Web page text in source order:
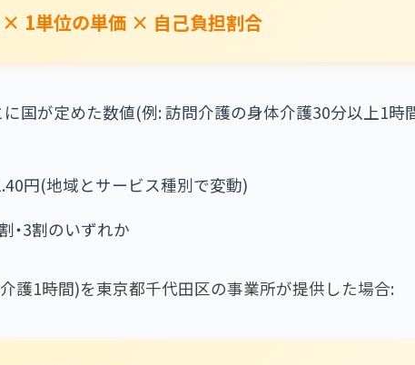
× 1単位の単価 × 自己負担割合
に国が定めた数値(例: 訪問介護の身体介護30分以上1時
円(地域とサービス種別で変動)
・3割のいずれか
護1時間)を東京都千代田区の事業所が提供した場合: